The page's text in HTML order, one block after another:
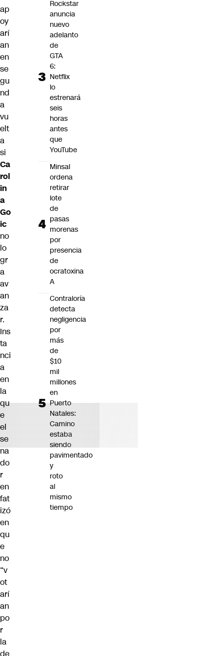
ap
oy
arí
an
en
se
gu
nd
a
vu
elt
a
si
Ca
rol
in
a
Go
ic
no
lo
gr
a
av
an
za
r.
Ins
ta
nci
a
en
la
qu
e
el
se
na
do
r
en
fat
izó
en
qu
e
no
“v
ot
arí
an
po
r
la
de
Rockstar
anuncia
nuevo
adelanto
de
GTA
6:
Netflix
lo
estrenará
seis
horas
antes
que
YouTube
Minsal
ordena
retirar
lote
de
pasas
morenas
por
presencia
de
ocratoxina
A
Contraloría
detecta
negligencia
por
más
de
$10
mil
millones
en
Puerto
Natales:
Camino
estaba
siendo
pavimentado
y
roto
al
mismo
tiempo